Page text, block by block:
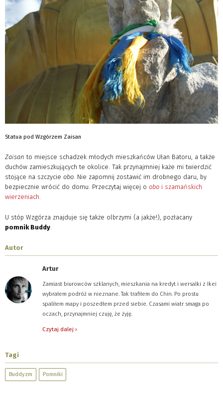
Statua pod Wzgórzem Zaisan
Zaisan to miejsce schadzek młodych mieszkańców Ułan Batoru, a także
duchów zamieszkujących te okolice. Tak przynajmniej każe mi twierdzić
stojące na szczycieobo . Nie zapomnij zostawić im drobnego daru, by
bezpiecznie wrócić do domu. Przeczytaj więcej oobo i szamańskich
wierzeniach
U stóp Wzgórza znajduje się także olbrzymi (a jakże!), pozłacany
pomnik Buddy
Autor
Artur
Zamiast biurowców szklanych, mieszkania na kredyt i wersalki z Ikei
wybrałem podróż w nieznane. Tak trafiłem do Chin. Po prostu
spaliłem mapy i poszedłem przed siebie. Czasami wiatr smaga po
oczach, przynajmniej czuję, że żyję.
Czytaj dalej ›
Tagi
Buddyzm Pomniki